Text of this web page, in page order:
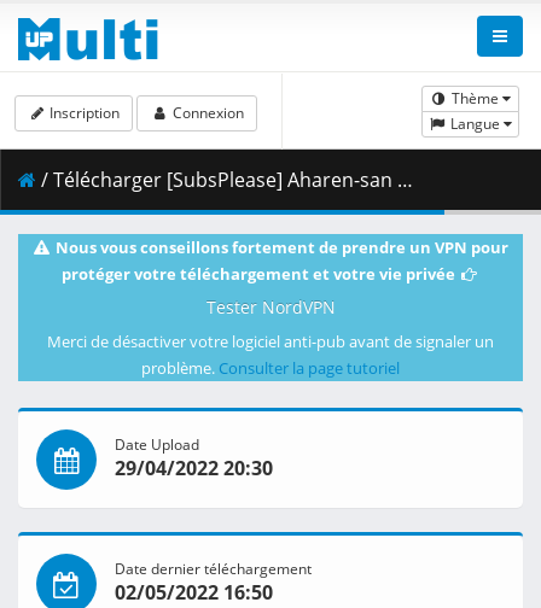
Thème
Langue
Inscription Connexion
/ Télécharger [SubsPlease] Aharen-san wa Hakarenai - 05 (1080p) [ED2D63F0].mkv.003 ( 465.84 MB )
Nous vous conseillons fortement de prendre un VPN pour
protéger votre téléchargement et votre vie privée
Tester NordVPN
Merci de désactiver votre logiciel anti-pub avant de signaler un
problème. Consulter la page tutoriel
Date Upload
29/04/2022 20:30
Date dernier téléchargement
02/05/2022 16:50